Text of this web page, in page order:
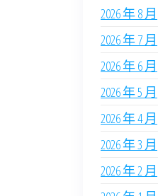
2026 年 8 月
2026 年 7 月
2026 年 6 月
2026 年 5 月
2026 年 4 月
2026 年 3 月
2026 年 2 月